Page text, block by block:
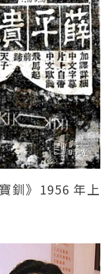
釧》1956 年上